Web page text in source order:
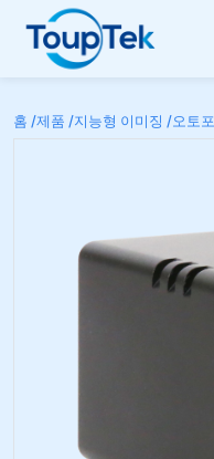
홈 /제품 /지능형 이미징 /오토